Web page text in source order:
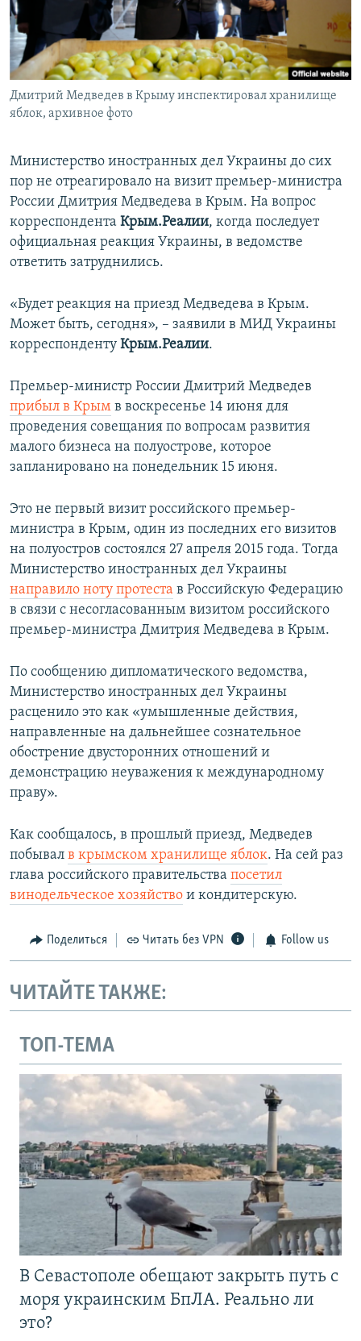
ПОБЕДИТЕЛЕЙ НЕ СУДЯТ?
КРЫМ.НЕПОКОРЕННЫЙ
ELIFBE
УКРАИНСКАЯ ПРОБЛЕМА КРЫМА
ПРИСОЕДИНЯЙТЕСЬ!
Все сайты RFE/RL
Дмитрий Медведев в Крыму инспектировал хранилище
яблок, архивное фото
Министерство иностранных дел Украины до сих
пор не отреагировало на визит премьер-министра
России Дмитрия Медведева в Крым. На вопрос
корреспондента Крым.Реалии, когда последует
официальная реакция Украины, в ведомстве
ответить затруднились.
«Будет реакция на приезд Медведева в Крым.
Может быть, сегодня», – заявили в МИД Украины
корреспонденту Крым.Реалии.
Премьер-министр России Дмитрий Медведев
прибыл в Крым в воскресенье 14 июня для
проведения совещания по вопросам развития
малого бизнеса на полуострове, которое
запланировано на понедельник 15 июня.
Это не первый визит российского премьер-
министра в Крым, один из последних его визитов
на полуостров состоялся 27 апреля 2015 года. Тогда
Министерство иностранных дел Украины
направило ноту протеста в Российскую Федерацию
в связи с несогласованным визитом российского
премьер-министра Дмитрия Медведева в Крым.
По сообщению дипломатического ведомства,
Министерство иностранных дел Украины
расценило это как «умышленные действия,
направленные на дальнейшее сознательное
обострение двусторонних отношений и
демонстрацию неуважения к международному
праву».
Как сообщалось, в прошлый приезд, Медведев
побывал в крымском хранилище яблок. На сей раз
глава российского правительства посетил
винодельческое хозяйство и кондитерскую.
Поделиться Читать без VPN Follow us
ЧИТАЙТЕ ТАКЖЕ:
ТОП-ТЕМА
В Севастополе обещают закрыть путь с
моря украинским БпЛА. Реально ли
это?